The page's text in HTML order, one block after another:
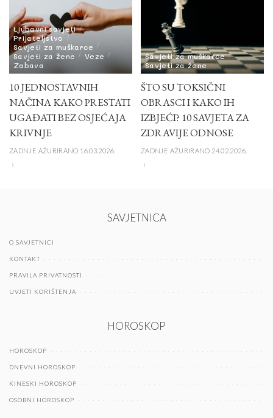
Ljubavni savjeti
Prijateljstvo
Savjeti za muškarce
Savjeti za žene
Veze
Zabava
10 JEDNOSTAVNIH
NAČINA KAKO PRESTATI
UGAĐATI BEZ OSJEĆAJA
KRIVNJE
ZADNJE AŽURIRANO 16.03.2026.
Savjeti za muškarce
Savjeti za žene
ŠTO SU TOKSIČNI
OBRASCI I KAKO IH
IZBJEĆI? 10 SAVJETA ZA
ZDRAVIJE ODNOSE
ZADNJE AŽURIRANO 24.02.2026.
SAVJETNICA
O SAVJETNICI
KONTAKT
PRAVILA PRIVATNOSTI
UVJETI KORIŠTENJA
HOROSKOP
HOROSKOP
DNEVNI HOROSKOP
KINESKI HOROSKOP
OSOBNI HOROSKOP